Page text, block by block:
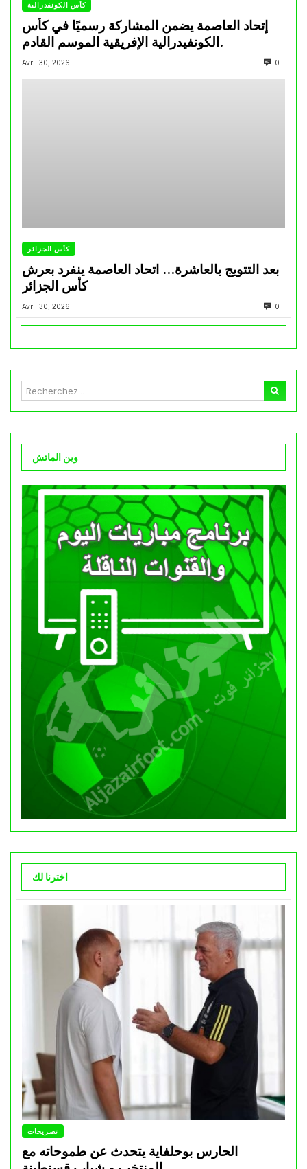
كأس الكونفدرالية
إتحاد العاصمة يضمن المشاركة رسميًا في كأس
الكونفيدرالية الإفريقية الموسم القادم.
Avril 30, 2026 0
كأس الجزائر
بعد التتويج بالعاشرة… اتحاد العاصمة ينفرد بعرش
كأس الجزائر
Avril 30, 2026 0
وين الماتش
اخترنا لك
تصريحات
الحارس بوحلفاية يتحدث عن طموحاته مع